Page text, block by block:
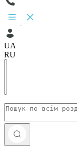
UA
RU